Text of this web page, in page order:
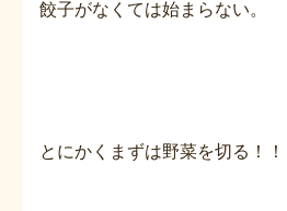
餃子がなくては始まらない。
とにかくまずは野菜を切る！！